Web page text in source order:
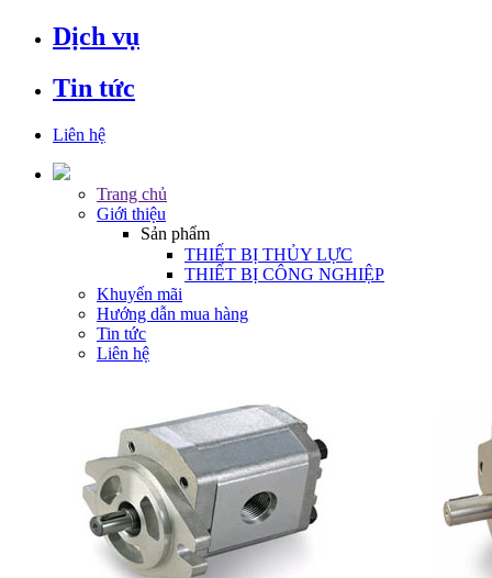
Dịch vụ
Tin tức
Liên hệ
Trang chủ
Giới thiệu
Sản phẩm
THIẾT BỊ THỦY LỰC
THIẾT BỊ CÔNG NGHIỆP
Khuyến mãi
Hướng dẫn mua hàng
Tin tức
Liên hệ